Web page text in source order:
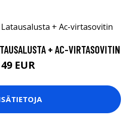
+ AC-VIRTASOVITIN
49 EUR